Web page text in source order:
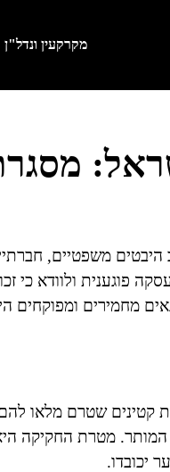
מקרקעין ונדל"ן
משפטיים,
פוגענית ולוודא כי
מחמירים ומפוקחים
המותר. מטרת החקיקה
יכובדו.